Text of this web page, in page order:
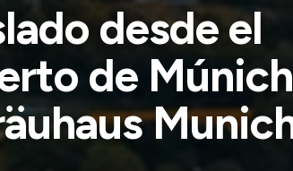
desde el
de